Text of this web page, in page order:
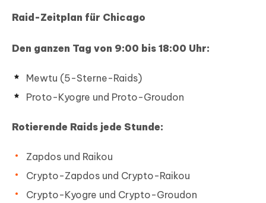
Raid-Zeitplan für Chicago
Den ganzen Tag von 9:00 bis 18:00 Uhr:
Mewtu (5-Sterne-Raids)
Proto-Kyogre und Proto-Groudon
Rotierende Raids jede Stunde:
Zapdos und Raikou
Crypto-Zapdos und Crypto-Raikou
Crypto-Kyogre und Crypto-Groudon